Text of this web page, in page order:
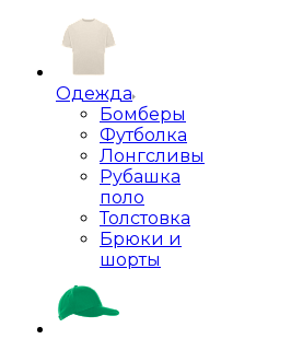
Одежда
Бомберы
Футболка
Лонгсливы
Рубашка
поло
Толстовка
Брюки и
шорты